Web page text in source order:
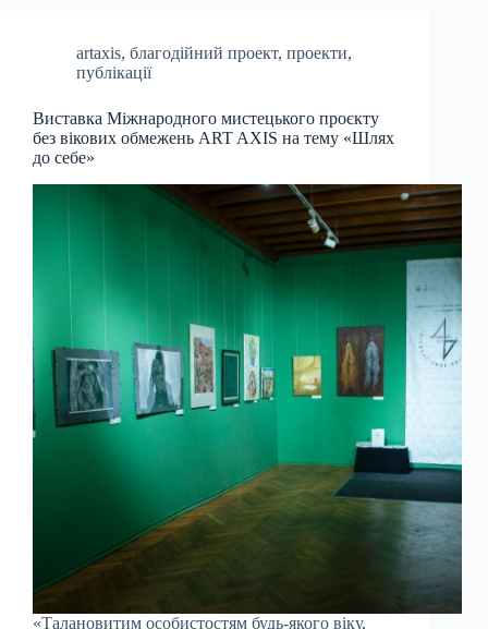
artaxis, благодійний проект, проекти,
публікації
Виставка Міжнародного мистецького проєкту
без вікових обмежень ART AXIS на тему «Шлях
до себе»
«Талановитим особистостям будь-якого віку,